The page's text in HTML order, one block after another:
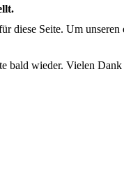
diese Seite. Um
bald wieder. Vielen